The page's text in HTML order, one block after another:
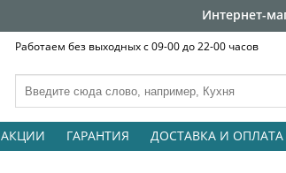
Интернет-
Работаем без выходных с 09-00 до 22-00 часов
АКЦИИ ГАРАНТИЯ ДОСТАВКА И ОПЛАТА